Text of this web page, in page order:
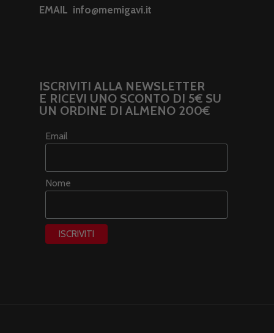
EMAIL info@memigavi.it
ISCRIVITI ALLA NEWSLETTER
E RICEVI UNO SCONTO DI 5€ SU
UN ORDINE DI ALMENO 200€
Email
Nome